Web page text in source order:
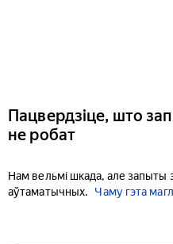
Пацвердзіце, што
не робат
Нам вельмі шкада, але
аўтаматычных.
Чаму гэта